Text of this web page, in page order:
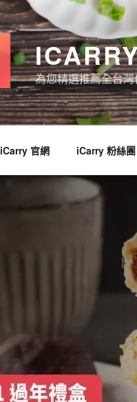
為您精選推薦全台
iCarry 官網 iCarry 粉絲團